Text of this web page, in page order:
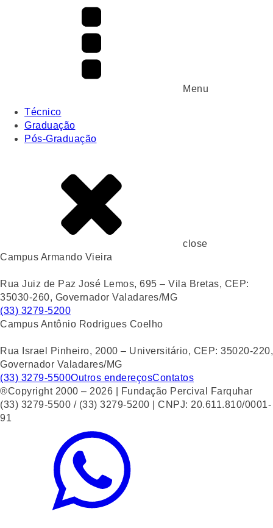
Menu
Técnico
Graduação
Pós-Graduação
close
Campus Armando Vieira
Rua Juiz de Paz José Lemos, 695 – Vila Bretas, CEP:
35030-260, Governador Valadares/MG
(33) 3279-5200
Campus Antônio Rodrigues Coelho
Rua Israel Pinheiro, 2000 – Universitário, CEP: 35020-220,
Governador Valadares/MG
(33) 3279-5500Outros endereçosContatos
®Copyright 2000 – 2026 | Fundação Percival Farquhar
(33) 3279-5500 / (33) 3279-5200 | CNPJ: 20.611.810/0001-
91